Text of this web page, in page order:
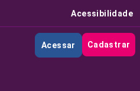
Acessibilidade
Acessar Cadastrar